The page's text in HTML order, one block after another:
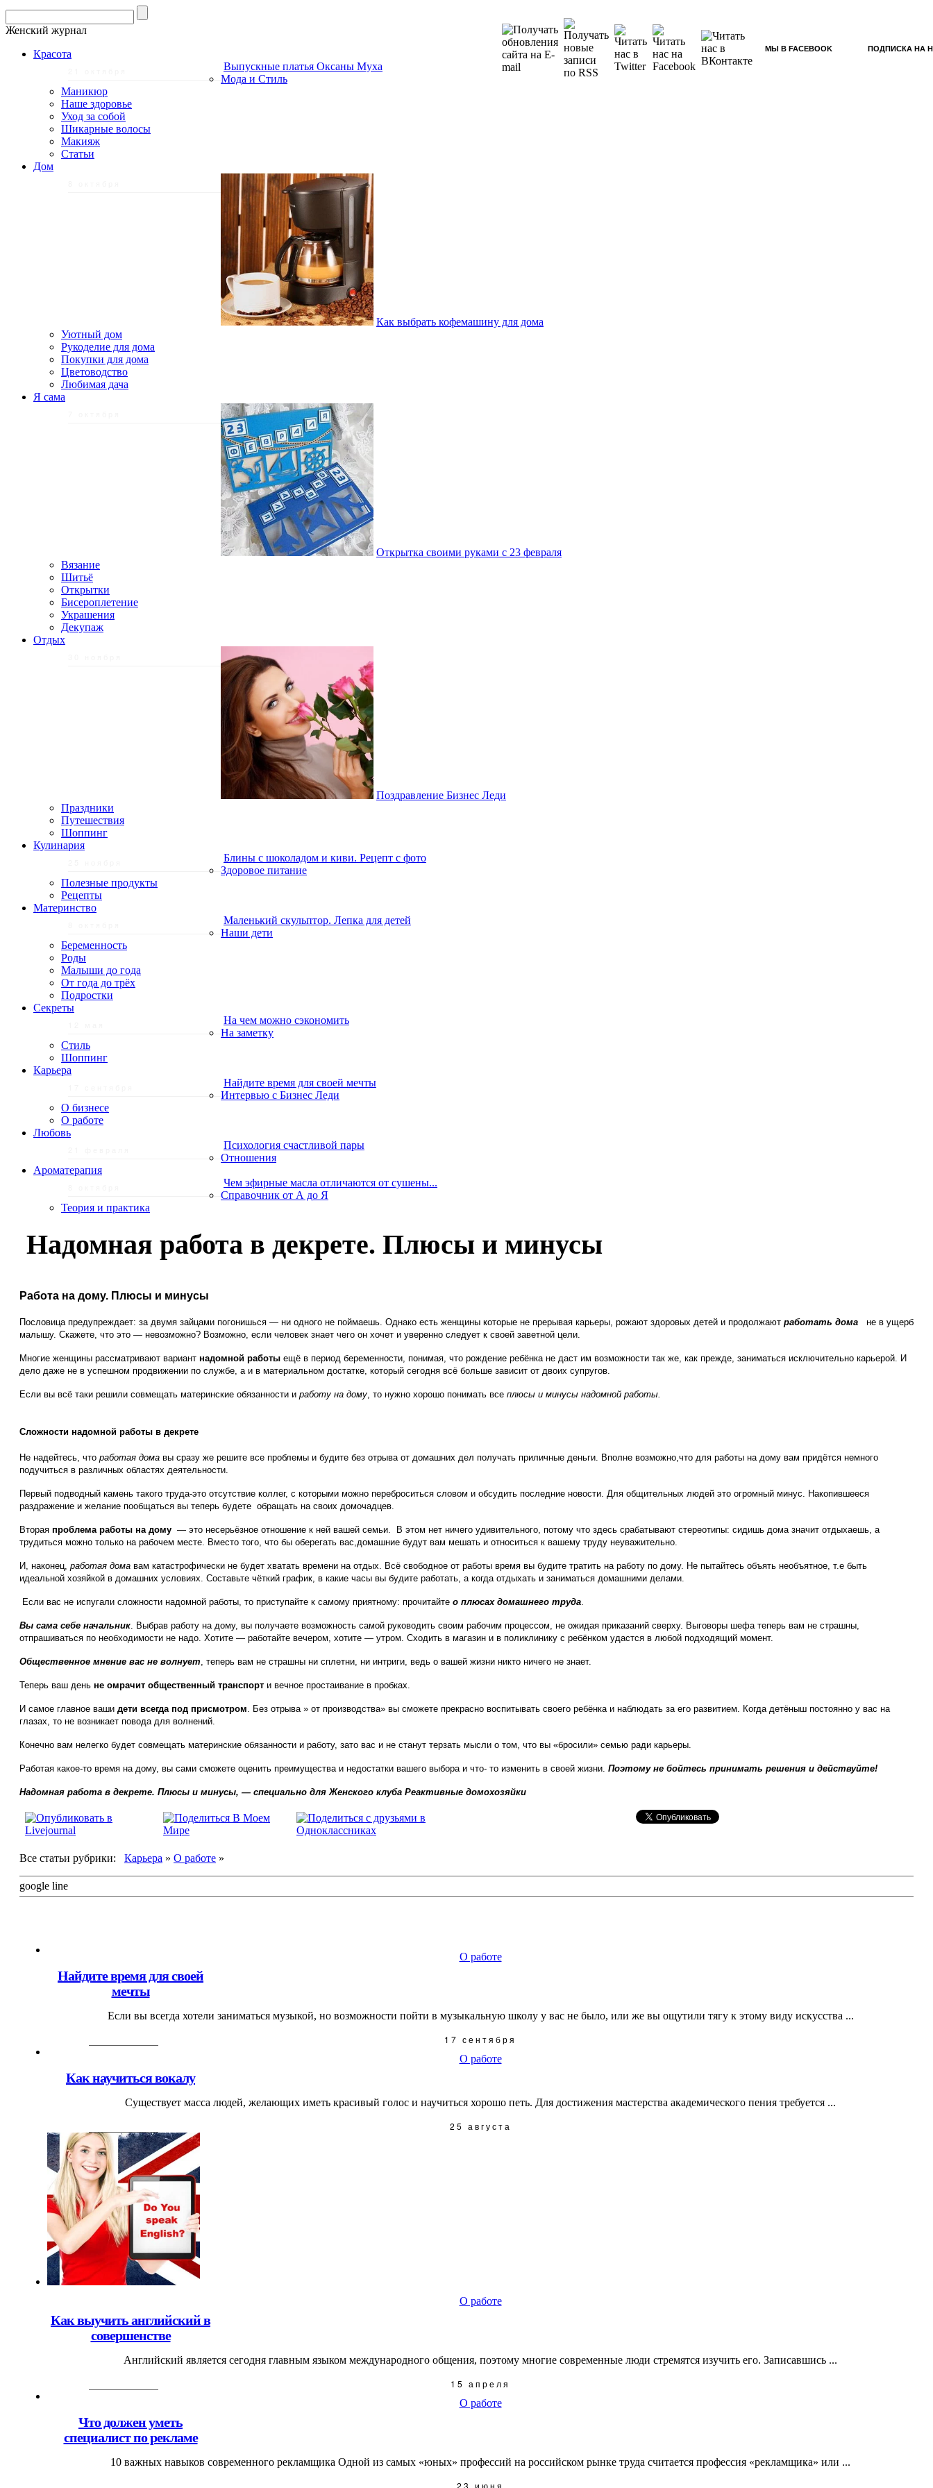
МЫ В FACEBOOK ПОДПИСКА НА
Женский журнал
Красота
Выпускные платья Оксаны Муха
Мода и Стиль
Маникюр
Наше здоровье
Уход за собой
Шикарные волосы
Макияж
Статьи
Дом
Как выбрать кофемашину для дома
Уютный дом
Рукоделие для дома
Покупки для дома
Цветоводство
Любимая дача
Я сама
Открытка своими руками с 23 февраля
Вязание
Шитьё
Открытки
Бисероплетение
Украшения
Декупаж
Отдых
Поздравление Бизнес Леди
Праздники
Путешествия
Шоппинг
Кулинария
Блины с шоколадом и киви. Рецепт с фото
Здоровое питание
Полезные продукты
Рецепты
Материнство
Маленький скульптор. Лепка для детей
Наши дети
Беременность
Роды
Малыши до года
От года до трёх
Подростки
Секреты
На чем можно сэкономить
На заметку
Стиль
Шоппинг
Карьера
Найдите время для своей мечты
Интервью с Бизнес Леди
О бизнесе
О работе
Любовь
Психология счастливой пары
Отношения
Ароматерапия
Чем эфирные масла отличаются от сушены...
Справочник от А до Я
Теория и практика
Надомная работа в декрете. Плюсы и минусы
Работа на дому. Плюсы и минусы
Пословица предупреждает: за двумя зайцами погонишься — ни одного не поймаешь. Однако есть женщины которые не прерывая карьеры, рожают здоровых детей и продолжают работать дома
не в ущерб
малышу. Скажете, что это — невозможно? Возможно, если человек знает чего он хочет и уверенно следует к своей заветной цели.
Многие женщины рассматривают вариант надомной работы ещё в период беременности, понимая, что рождение ребёнка не даст им возможности так же, как прежде, заниматься исключительно карьерой. И
дело даже не в успешном продвижении по службе, а и в материальном достатке, который сегодня всё больше зависит от двоих супругов.
Если вы всё таки решили совмещать материнские обязанности и работу на дому , то нужно хорошо понимать все плюсы и минусы надомной работы.
Сложности надомной работы в декрете
Не надейтесь, что работая дома вы сразу же решите все проблемы и будите без отрыва от домашних дел получать приличные деньги. Вполне возможно,что для работы на дому вам придётся немного
подучиться в различных областях деятельности.
Первый подводный камень такого труда-это отсутствие коллег, с которыми можно переброситься словом и обсудить последние новости. Для общительных людей это огромный минус. Накопившееся
раздражение и желание пообщаться вы теперь будете обращать на своих домочадцев.
Вторая проблема работы на дому — это несерьёзное отношение к ней вашей семьи.
В этом нет ничего удивительного, потому что здесь срабатывают стереотипы: сидишь дома значит отдыхаешь, а
трудиться можно только на рабочем месте. Вместо того, что бы оберегать вас,домашние будут вам мешать и относиться к вашему труду неуважительно.
И, наконец, работая дома вам катастрофически не будет хватать времени на отдых. Всё свободное от работы время вы будите тратить на работу по дому. Не пытайтесь объять необъятное, т.е быть
идеальной хозяйкой в домашних условиях. Составьте чёткий график, в какие часы вы будите работать, а когда отдыхать и заниматься домашними делами.
Если вас не испугали сложности надомной работы, то приступайте к самому приятному: прочитайте о плюсах домашнего труда.
Вы сама себе начальник. Выбрав работу на дому, вы получаете возможность самой руководить своим рабочим процессом, не ожидая приказаний сверху. Выговоры шефа теперь вам не страшны,
отпрашиваться по необходимости не надо. Хотите — работайте вечером, хотите — утром. Сходить в магазин и в поликлинику с ребёнком удастся в любой подходящий момент.
Общественное мнение вас не волнует, теперь вам не страшны ни сплетни, ни интриги, ведь о вашей жизни никто ничего не знает.
Теперь ваш день не омрачит общественный транспорт и вечное простаивание в пробках.
И самое главное ваши дети всегда под присмотром. Без отрыва » от производства» вы сможете прекрасно воспитывать своего ребёнка и наблюдать за его развитием. Когда детёныш постоянно у вас на
глазах, то не возникает повода для волнений.
Конечно вам нелегко будет совмещать материнские обязанности и работу, зато вас и не станут терзать мысли о том, что вы «бросили» семью ради карьеры.
Работая какое-то время на дому, вы сами сможете оценить преимущества и недостатки вашего выбора и что- то изменить в своей жизни. Поэтому не бойтесь принимать решения и действуйте!
Надомная работа в декрете. Плюсы и минусы, — специально для Женского клуба Реактивные домохозяйки
Все статьи рубрики: Карьера » О работе »
google line
О работе
Найдите время для своей
мечты
Если вы всегда хотели заниматься музыкой, но возможности пойти в музыкальную школу у вас не было, или же вы ощутили тягу к этому виду искусства ...
17 сентября
О работе
Как научиться вокалу
Существует масса людей, желающих иметь красивый голос и научиться хорошо петь. Для достижения мастерства академического пения требуется ...
25 августа
О работе
Как выучить английский в
совершенстве
Английский является сегодня главным языком международного общения, поэтому многие современные люди стремятся изучить его. Записавшись ...
15 апреля
О работе
Что должен уметь
специалист по рекламе
10 важных навыков современного рекламщика Одной из самых «юных» профессий на российском рынке труда считается профессия «рекламщика» или ...
23 июня